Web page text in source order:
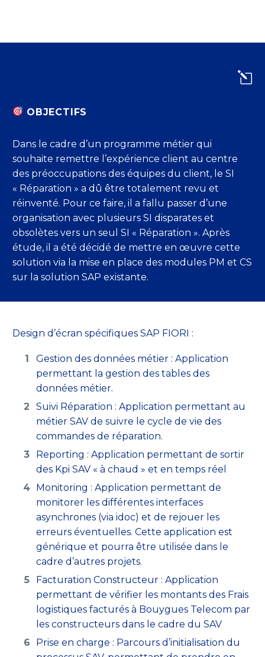
l
l
OBJECTIFS
Dans le cadre d’un programme métier qui
souhaite remettre l’expérience client au centre
des préoccupations des équipes du client, le SI
« Réparation » a dû être totalement revu et
réinventé. Pour ce faire, il a fallu passer d’une
organisation avec plusieurs SI disparates et
obsolètes vers un seul SI « Réparation ». Après
étude, il a été décidé de mettre en œuvre cette
solution via la mise en place des modules PM et CS
sur la solution SAP existante.
Design d’écran spécifiques SAP FIORI :
Gestion des données métier : Application
permettant la gestion des tables des
données métier.
Suivi Réparation : Application permettant au
métier SAV de suivre le cycle de vie des
commandes de réparation.
Reporting : Application permettant de sortir
des Kpi SAV « à chaud » et en temps réel
Monitoring : Application permettant de
monitorer les différentes interfaces
asynchrones (via idoc) et de rejouer les
erreurs éventuelles. Cette application est
générique et pourra être utilisée dans le
cadre d’autres projets.
Facturation Constructeur : Application
permettant de vérifier les montants des Frais
logistiques facturés à Bouygues Telecom par
les constructeurs dans le cadre du SAV
Prise en charge : Parcours d’initialisation du